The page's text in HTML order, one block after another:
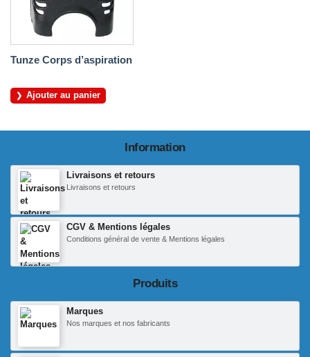
Tunze Corps d’aspiration
Ajouter au panier
Information
Livraisons et retours
Livraisons et retours
CGV & Mentions légales
Conditions général de vente & Mentions légales
Produits
Marques
Nos marques et nos fabricants